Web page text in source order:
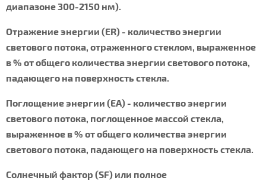
диапазоне 300-2150 нм).
Отражение энергии (ER) - количество энергии
светового потока, отраженного стеклом, выраженное
в % от общего количества энергии светового потока,
падающего на поверхность стекла.
Поглощение энергии (EA) - количество энергии
светового потока, поглощенное массой стекла,
выраженное в % от общего количества энергии
светового потока, падающего на поверхность стекла.
Солнечный фактор (SF) или полное